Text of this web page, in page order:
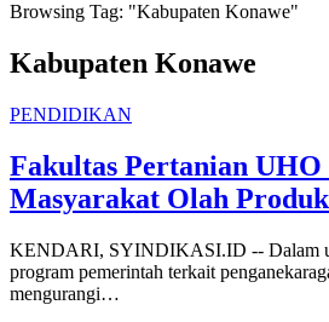
Browsing Tag: "Kabupaten Konawe"
Kabupaten Konawe
PENDIDIKAN
Fakultas Pertanian
Masyarakat Olah
KENDARI, SYINDIKASI.ID -- Dalam
program pemerintah terkait
mengurangi…